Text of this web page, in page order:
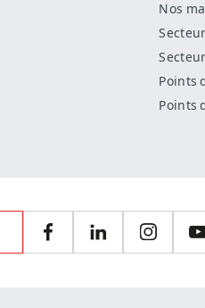
Nos
Points
Points
FacebookLinkedIn